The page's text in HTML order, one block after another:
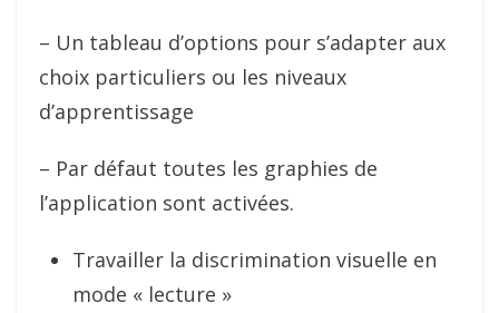
– Un tableau d’options pour s’adapter aux
choix particuliers ou les niveaux
d’apprentissage
– Par défaut toutes les graphies de
l’application sont activées.
Travailler la discrimination visuelle en
mode « lecture »